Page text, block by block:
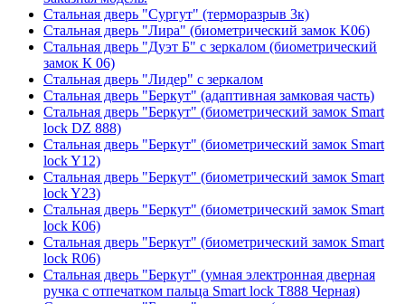
Стальная дверь "Сургут" (терморазрыв 3к)
Стальная дверь "Лира" (биометрический замок K06)
Стальная дверь "Дуэт Б" с зеркалом (биометрический
замок К 06)
Стальная дверь "Лидер" с зеркалом
Стальная дверь "Беркут" (адаптивная замковая часть)
Стальная дверь "Беркут" (биометрический замок Smart
lock DZ 888)
Стальная дверь "Беркут" (биометрический замок Smart
lock Y12)
Стальная дверь "Беркут" (биометрический замок Smart
lock Y23)
Стальная дверь "Беркут" (биометрический замок Smart
lock К06)
Стальная дверь "Беркут" (биометрический замок Smart
lock R06)
Стальная дверь "Беркут" (умная электронная дверная
ручка с отпечатком пальца Smart lock T888 Черная)